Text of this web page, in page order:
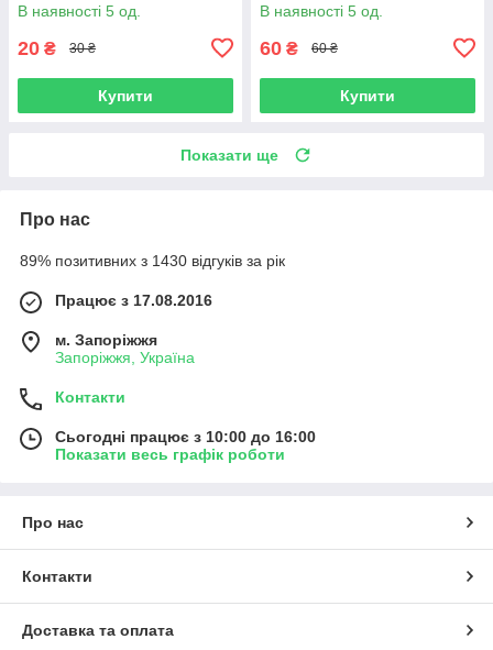
В наявності 5 од.
20 ₴ 30 ₴
Купити
В наявності 5 од.
60 ₴ 60 ₴
Купити
Показати ще
Про нас
89% позитивних з 1430 відгуків за рік
Працює з 17.08.2016
м. Запоріжжя
Запоріжжя, Україна
Контакти
Сьогодні працює з 10:00 до 16:00
Показати весь графік роботи
Про нас
Контакти
Доставка та оплата